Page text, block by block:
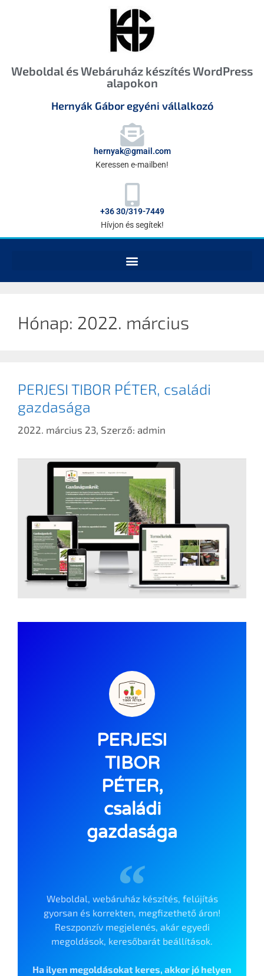
Weboldal és Webáruház készítés WordPress
alapokon
Hernyák Gábor egyéni vállalkozó
hernyak@gmail.com
Keressen e-mailben!
+36 30/319-7449
Hívjon és segítek!
Hónap: 2022. március
PERJESI TIBOR PÉTER, családi
gazdasága
2022. március 23, Szerző: admin
PERJESI
TIBOR
PÉTER,
családi
gazdasága
Weboldal, webáruház készítés, felújítás
gyorsan és korrekten, megfizethető áron!
Reszponzív megjelenés, akár egyedi
megoldások, keresőbarát beállítások.
Ha ilyen megoldásokat keres, akkor jó helyen